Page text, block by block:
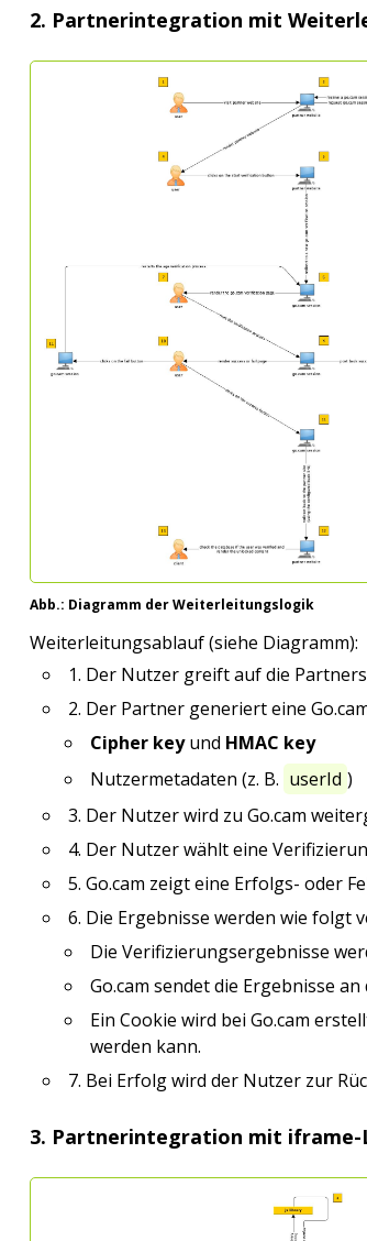
2. Partnerintegration mit
Abb.: Diagramm der Weiterleitungslogik
Weiterleitungsablauf (siehe Diagramm):
1. Der Nutzer greift auf die
2. Der Partner generiert eine
Cipher keyund HMAC key
Nutzermetadaten (z. B. userId )
3. Der Nutzer wird zu Go.cam
4. Der Nutzer wählt eine
5. Go.cam zeigt eine Erfolgs- oder
6. Die Ergebnisse werden wie folgt
Die Verifizierungsergebnisse
Go.cam sendet die Ergebnisse
Ein Cookie wird bei Go.cam
werden kann.
7. Bei Erfolg wird der Nutzer zur
3. Partnerintegration mit iframe-